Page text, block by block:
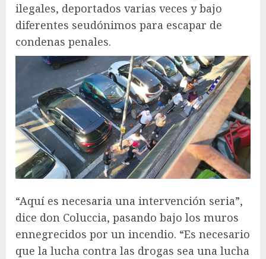
ilegales, deportados varias veces y bajo
diferentes seudónimos para escapar de
condenas penales.
“Aquí es necesaria una intervención seria”,
dice don Coluccia, pasando bajo los muros
ennegrecidos por un incendio. “Es necesario
que la lucha contra las drogas sea una lucha